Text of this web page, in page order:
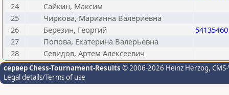
24
Сайкин, Максим
25
Чиркова, Марианна Валериевна
26
Березин, Георгий
54135460
27
Попова, Екатерина Валерьевна
28
Севидов, Артем Алексеевич
сервер Chess-Tournament-Results © 2006-2026 Heinz Herzog,
Legal details/Terms of use